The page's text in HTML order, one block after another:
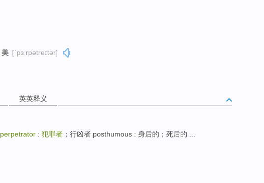
美 [ˈpɜːrpətreɪtər]
英英释义
perpetrator : 犯罪者 ；行凶者 posthumous : 身后的；死后的 ...